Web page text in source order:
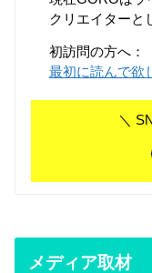
クリエイターと
初訪問の方へ：
最初に読んで欲
＼
メディア取材